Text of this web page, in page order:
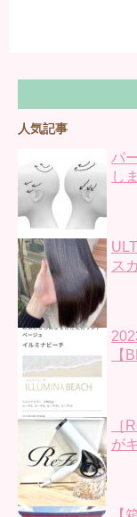
人気記事
パ
し
ス
【
［
が